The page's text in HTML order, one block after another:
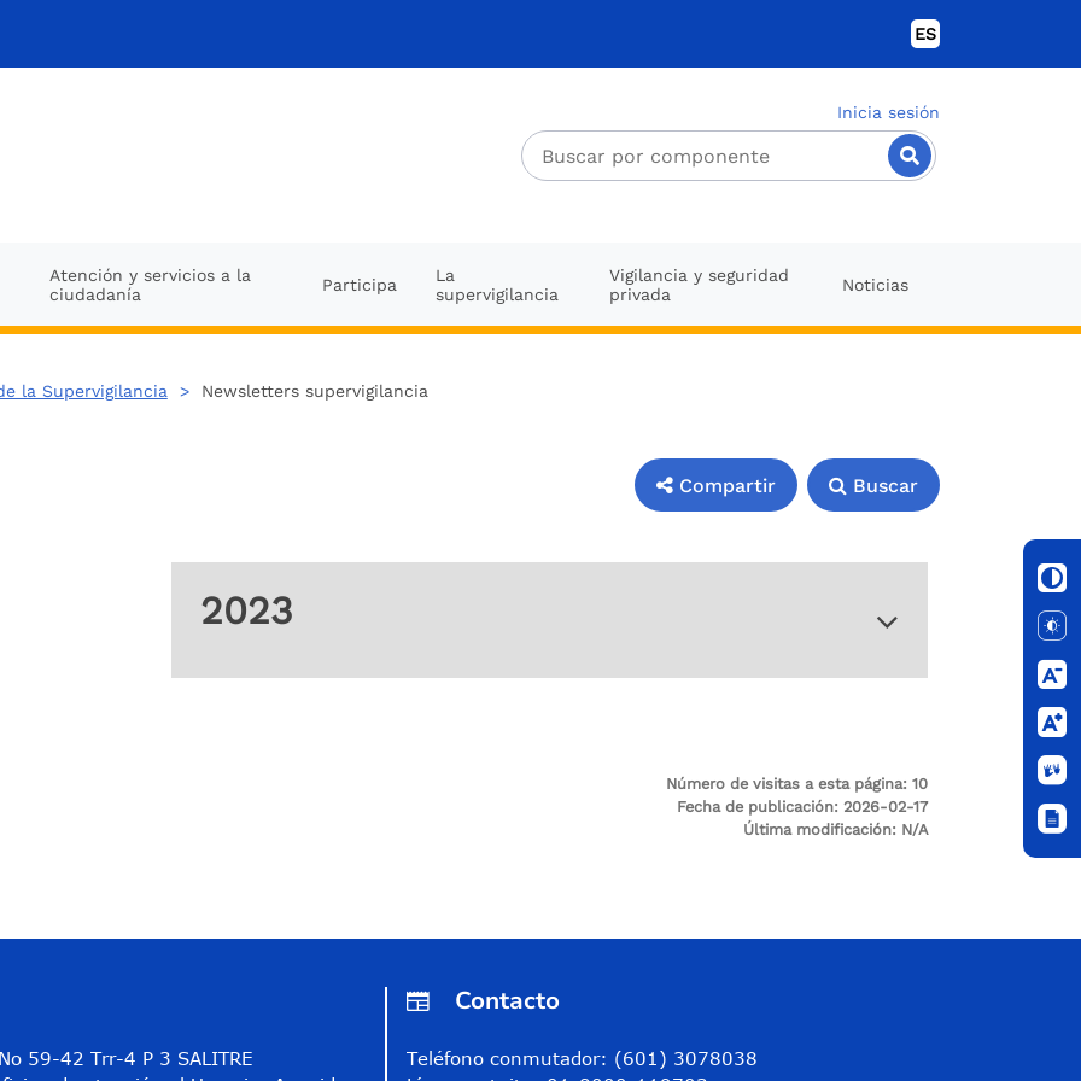
ES
Inicia sesión
Atención y servicios a la
ciudadanía
Participa
La
supervigilancia
Vigilancia y seguridad
privada
Noticias
la Supervigilancia > Newsletters supervigilancia
Compartir Buscar
2023
Número de visitas a esta página: 10
Fecha de publicación: 2026-02-17
Última modificación: N/A
59-42 Trr-4 P 3 SALITRE
Contacto
Teléfono conmutador: (601) 3078038